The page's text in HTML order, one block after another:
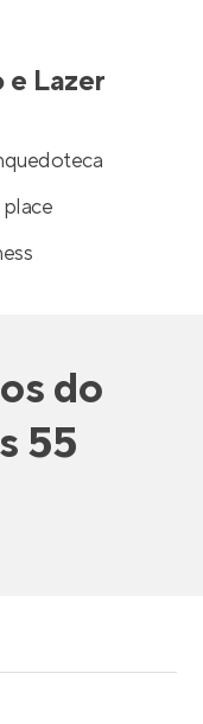
e Lazer
do
55